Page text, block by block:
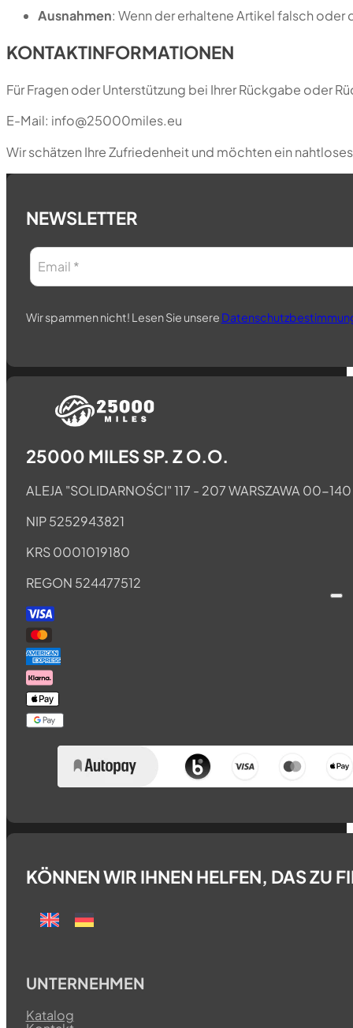
Ausnahmen: Wenn der erhaltene Artikel falsch
KONTAKTINFORMATIONEN
Für Fragen oder Unterstützung bei Ihrer Rückgabe oder
E-Mail: info@25000miles.eu
Wir schätzen Ihre Zufriedenheit und möchten ein
NEWSLETTER
Wir spammen nicht! Lesen Sie unsere
25000 MILES SP. Z O.O.
ALEJA "SOLIDARNOŚCI" 117 - 207 WARSZAWA 00-140
NIP 5252943821
KRS 0001019180
REGON 524477512
KÖNNEN WIR IHNEN HELFEN, DAS ZU
UNTERNEHMEN
Katalog